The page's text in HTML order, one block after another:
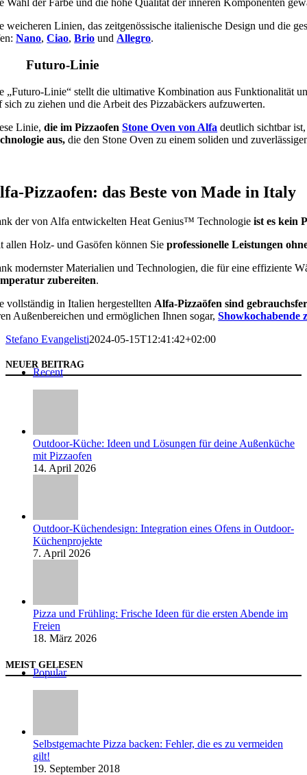
Wahl der Farbe und die hohe Qualität der inneren Komponenten
weicheren Linien, das zeitgenössische italienische Design und die
Nano,Ciao,Brio und Allegro.
Futuro-Linie
„Futuro-Linie“ stellt die ultimative Kombination aus Funktionalität
sich zu ziehen und die Arbeit des Pizzabäckers aufzuwerten.
Linie,die im PizzaofenStone Oven von Alfa deutlich sichtbar
aus,die den Stone Oven zu einem soliden und
Pizzaofen: das Beste von Made in Italy
der von Alfa entwickelten Heat Genius™ Technologieist es kein
allen Holz- und Gasöfen können Sieprofessionelle Leistungen
modernster Materialien und Technologien, die für eine effiziente
zubereiten.
vollständig in Italien hergestellten Alfa-Pizzaöfen sind
Außenbereichen und ermöglichen Ihnen sogar,Showkochabende
Stefano Evangelisti2024-05-15T12:41:42+02:00
NEUER BEITRAG
Recent
Outdoor-Küche: Ideen und Lösungen für deine Außenküche
mit Pizzaofen
14. April 2026
Outdoor-Küchendesign: Integration eines Ofens in Outdoor-
Küchenprojekte
7. April 2026
Pizza und Frühling: Frische Ideen für die ersten Abende im
Freien
18. März 2026
MEIST GELESEN
Popular
Selbstgemachte Pizza backen: Fehler, die es zu vermeiden
gilt!
19. September 2018